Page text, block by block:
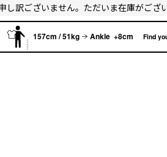
し訳ございません。ただいま在庫がござ
157cm / 51kg Ankle +8cm Find